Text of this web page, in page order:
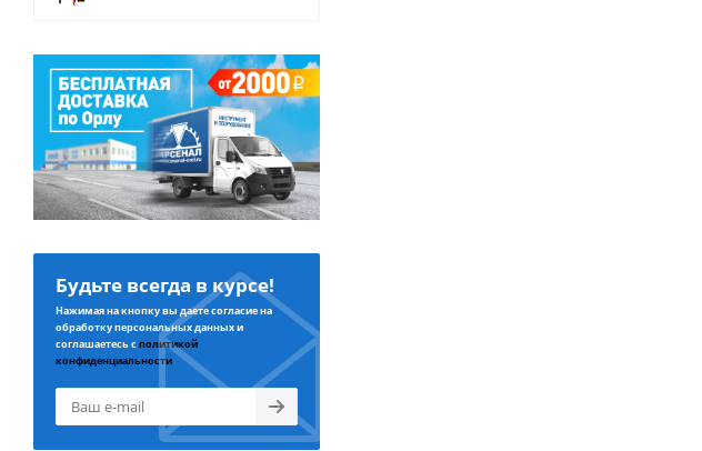
Будьте всегда в курсе!
Нажимая на кнопку вы даете согласие на
обработку персональных данных и
соглашаетесь сполитикой
конфиденциальности